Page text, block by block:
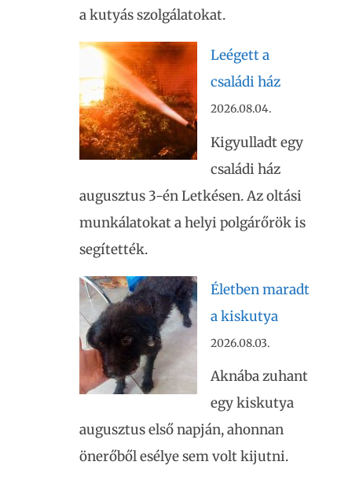
a kutyás szolgálatokat.
Leégett a
családi ház
2026.08.04.
Kigyulladt egy
családi ház
augusztus 3-én Letkésen. Az oltási
munkálatokat a helyi polgárőrök is
segítették.
Életben maradt
a kiskutya
2026.08.03.
Aknába zuhant
egy kiskutya
augusztus első napján, ahonnan
önerőből esélye sem volt kijutni.